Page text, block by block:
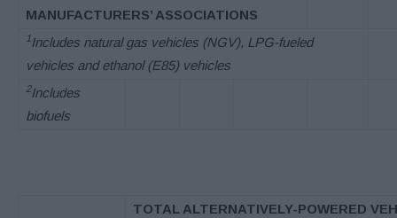
MANUFACTURERS’ ASSOCIATIONS
1Includes natural gas vehicles (NGV), LPG-fueled
vehicles and ethanol (E85) vehicles
2Includes
biofuels
TOTAL ALTERNATIVELY-POWERED